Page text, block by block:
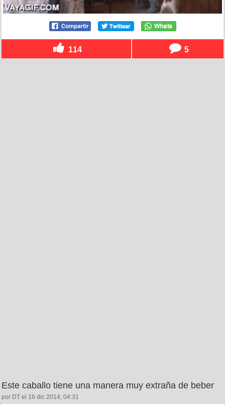
114 5
Este caballo tiene una manera muy extraña de beber
por DT el 16 dic 2014, 04:31